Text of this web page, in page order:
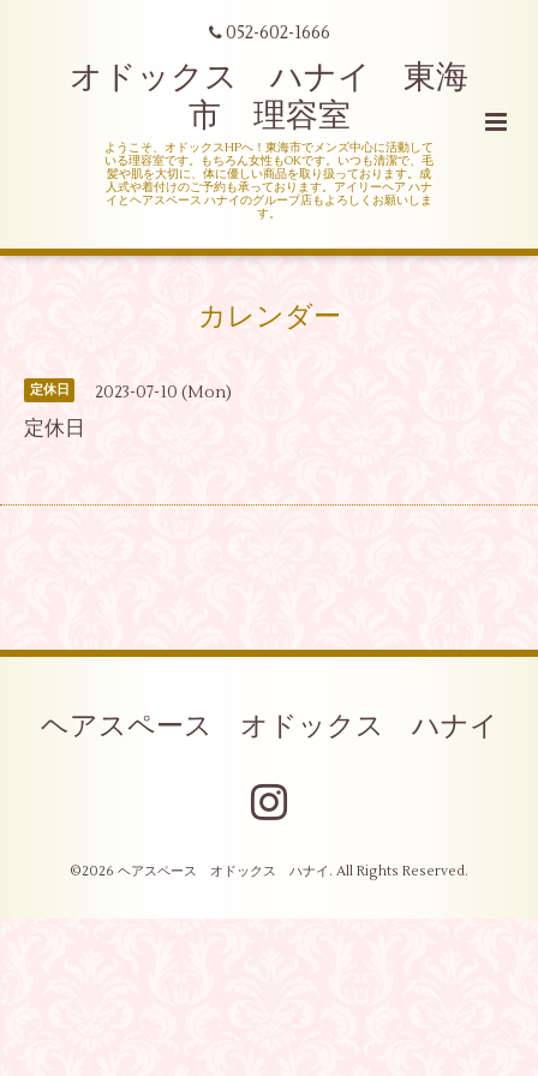
052-602-1666
オドックス ハナイ 東海
市 理容室
ようこそ、オドックスHPへ！東海市でメンズ中心に活動して
いる理容室です。もちろん女性もOKです。いつも清潔で、毛
髪や肌を大切に、体に優しい商品を取り扱っております。成
人式や着付けのご予約も承っております。アイリーヘア ハナ
イとヘアスペース ハナイのグループ店もよろしくお願いしま
す。
カレンダー
定休日 2023-07-10 (Mon)
定休日
ヘアスペース オドックス ハナイ
©2026 ヘアスペース オドックス ハナイ . All Rights Reserved.